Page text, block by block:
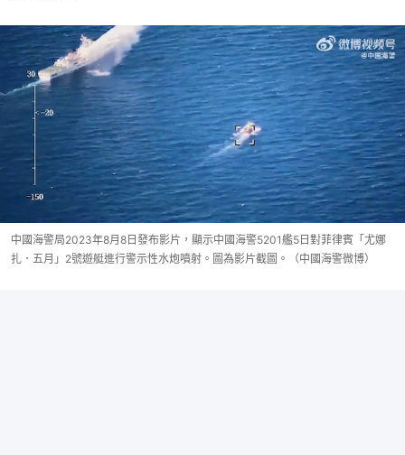
中國海警局2023年8月8日發布影片，顯示中國海警5201艦5日對菲律賓「尤娜
扎．五月」2號遊艇進行警示性水炮噴射。圖為影片截圖。（中國海警微博）